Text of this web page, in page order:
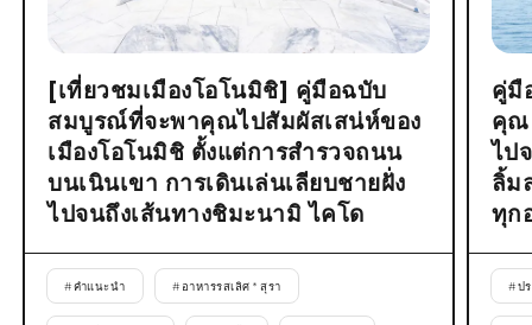
[เที่ยวชมเมืองโอโนมิชิ] คู่มือฉบับ
สมบูรณ์ที่จะพาคุณไปสัมผัสเสน่ห์ของ
เมืองโอโนมิชิ ตั้งแต่การสำรวจถนน
บนเนินเขา การเดินเล่นเลียบชายฝั่ง
ไปจนถึงเส้นทางชิมะนามิ ไคโด
#คำแนะนำ # อาหารรสเลิศ * สุรา
คู่มื
คุณ
ไป
ลิ้ม
ทุก
#ป